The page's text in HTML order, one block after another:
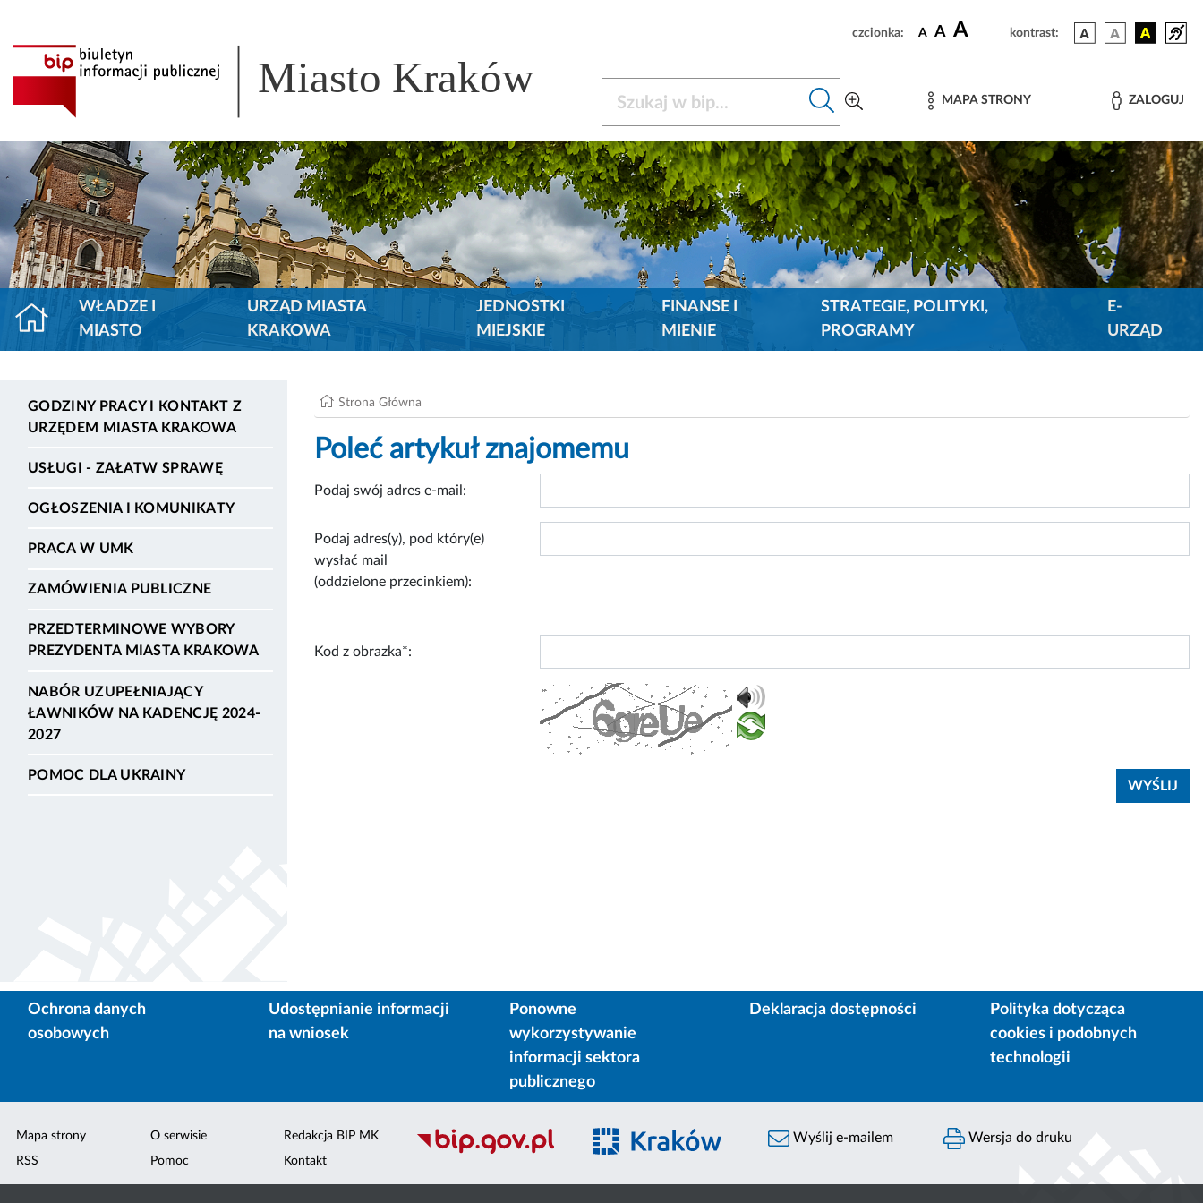
czcionka: A A A kontrast:
Miasto Kraków MAPA STRONY ZALOGUJ
WŁADZE I
MIASTO
URZĄD MIASTA
KRAKOWA
JEDNOSTKI
MIEJSKIE
FINANSE I
MIENIE
STRATEGIE, POLITYKI,
PROGRAMY
E-
URZĄD
GODZINY PRACY I KONTAKT Z
URZĘDEM MIASTA KRAKOWA
USŁUGI - ZAŁATW SPRAWĘ
OGŁOSZENIA I KOMUNIKATY
PRACA W UMK
ZAMÓWIENIA PUBLICZNE
PRZEDTERMINOWE WYBORY
PREZYDENTA MIASTA KRAKOWA
NABÓR UZUPEŁNIAJĄCY
ŁAWNIKÓW NA KADENCJĘ 2024-
2027
POMOC DLA UKRAINY
Strona Główna
Poleć artykuł znajomemu
Podaj swój adres e-mail:
Podaj adres(y), pod który(e)
wysłać mail
(oddzielone przecinkiem):
Kod z obrazka*:
Ochrona danych
osobowych
Udostępnianie informacji
na wniosek
Ponowne
wykorzystywanie
informacji sektora
publicznego
Deklaracja dostępności
Polityka dotycząca
cookies i podobnych
technologii
Mapa strony
RSS
O serwisie
Pomoc
Redakcja BIP MK
Kontakt
Wyślij e-mailem Wersja do druku